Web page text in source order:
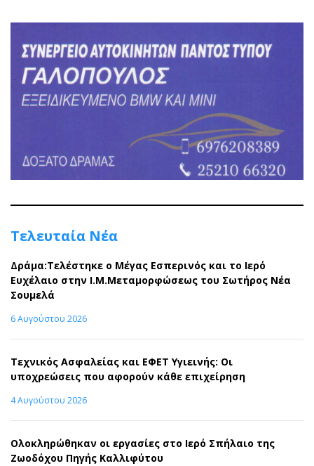
Τελευταία Νέα
Δράμα:Τελέστηκε ο Μέγας Εσπερινός και το Ιερό
Ευχέλαιο στην Ι.Μ.Μεταμορφώσεως του Σωτήρος Νέα
Σουμελά
6 Αυγούστου 2026
Τεχνικός Ασφαλείας και ΕΦΕΤ Υγιεινής: Οι
υποχρεώσεις που αφορούν κάθε επιχείρηση
4 Αυγούστου 2026
Ολοκληρώθηκαν οι εργασίες στο Ιερό Σπήλαιο της
Ζωοδόχου Πηγής Καλλιφύτου